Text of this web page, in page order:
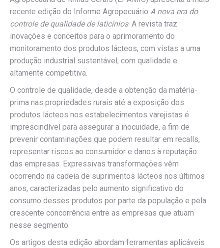
recente edição do Informe Agropecuário A nova era do
controle de qualidade de laticínios. A revista traz
inovações e conceitos para o aprimoramento do
monitoramento dos produtos lácteos, com vistas a uma
produção industrial sustentável, com qualidade e
altamente competitiva.
O controle de qualidade, desde a obtenção da matéria-
prima nas propriedades rurais até a exposição dos
produtos lácteos nos estabelecimentos varejistas é
imprescindível para assegurar a inocuidade, a fim de
prevenir contaminações que podem resultar em recalls,
representar riscos ao consumidor e danos à reputação
das empresas. Expressivas transformações vêm
ocorrendo na cadeia de suprimentos lácteos nos últimos
anos, caracterizadas pelo aumento significativo do
consumo desses produtos por parte da população e pela
crescente concorrência entre as empresas que atuam
nesse segmento.
Os artigos desta edição abordam ferramentas aplicáveis